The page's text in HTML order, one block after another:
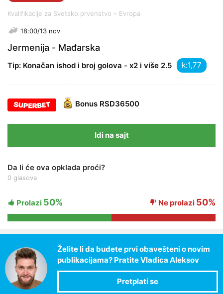
Kvalifikacije za Svetsko prvenstvo – Evropa
18:00/13 nov
Jermenija - Mađarska
Tip: Konačan ishod i broj golova - x2 i više 2.5 k:
Bonus RSD36500
Idi na sajt
Da li će ova opklada proći?
0 glasova
Prolazi 50% Ne prolazi 50%
Želite li da budete prvi obavešteni o novim
publikacijama? Pratite Vladica Aleksov